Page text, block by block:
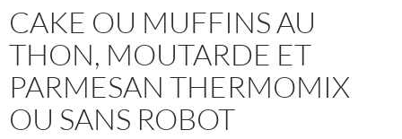
CAKE OU MUFFINS AU
THON, MOUTARDE ET
PARMESAN THERMOMIX
OU SANS ROBOT